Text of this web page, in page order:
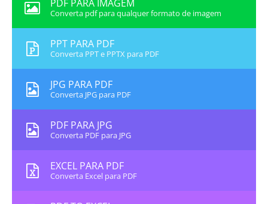
PDF PARA IMAGEM
Converta pdf para qualquer formato de imagem
PPT PARA PDF
Converta PPT e PPTX para PDF
JPG PARA PDF
Converta JPG para PDF
PDF PARA JPG
Converta PDF para JPG
EXCEL PARA PDF
Converta Excel para PDF